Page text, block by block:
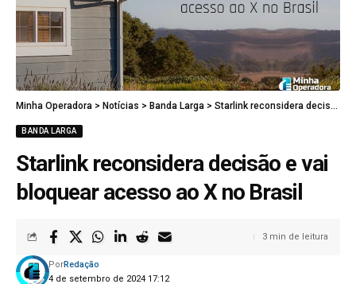
Minha Operadora > Notícias > Banda Larga > Starlink reconsidera decisão e vai bloquear acesso ao X no Brasil
BANDA LARGA
Starlink reconsidera decisão e vai
bloquear acesso ao X no Brasil
4 de setembro de 2024 17:12
PorRedação
3 min de leitura